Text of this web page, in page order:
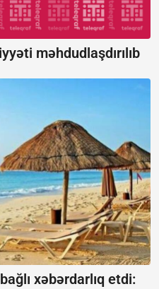
məhdudlaşdırılıb
xəbərdarlıq etdi: